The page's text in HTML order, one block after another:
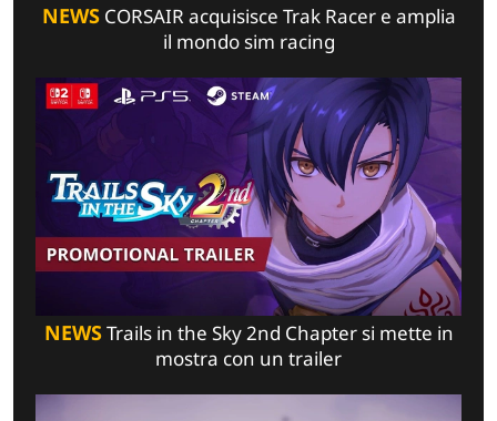
NEWSCORSAIR acquisisce Trak Racer e amplia
il mondo sim racing
NEWSTrails in the Sky 2nd Chapter si mette in
mostra con un trailer